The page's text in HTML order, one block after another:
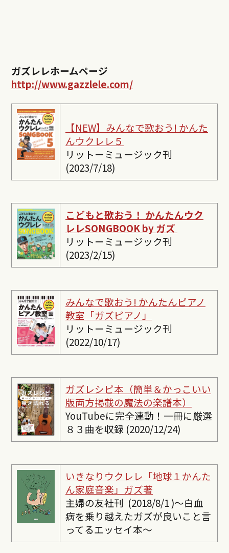
ガズレレホームページ
http://www.gazzlele.com/
【NEW】みんなで歌おう! かんた
んウクレレ５
リットーミュージック刊
(2023/7/18)
こどもと歌おう！ かんたんウク
レレSONGBOOK by ガズ
リットーミュージック刊
(2023/2/15)
みんなで歌おう! かんたんピアノ
教室「ガズピアノ」
リットーミュージック刊
(2022/10/17)
ガズレシピ本（簡単＆かっこいい
版両方掲載の魔法の楽譜本）
YouTubeに完全連動！一冊に厳選
８３曲を収録 (2020/12/24)
いきなりウクレレ「地球１かんた
ん家庭音楽」ガズ著
主婦の友社刊 (2018/8/1 )〜白血
病を乗り越えたガズが良いこと言
ってるエッセイ本〜